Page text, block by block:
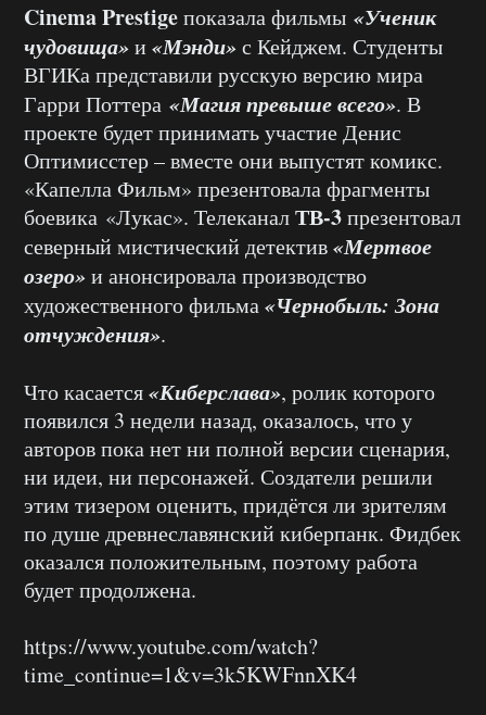
Cinema Prestigeпоказала фильмы «Ученик
чудовища»и «Мэнди»с Кейджем. Студенты
ВГИКа представили русскую версию мира
Гарри Поттера «Магия превыше всего». В
проекте будет принимать участие Денис
Оптимисстер – вместе они выпустят комикс.
«Капелла Фильм» презентовала фрагменты
боевика «Лукас». ТелеканалТВ-3презентовал
северный мистический детектив«Мертвое
озеро»и анонсировала производство
художественного фильма«Чернобыль: Зона
отчуждения».
Что касается«Киберслава», ролик которого
появился 3 недели назад, оказалось, что у
авторов пока нет ни полной версии сценария,
ни идеи, ни персонажей. Создатели решили
этим тизером оценить, придётся ли зрителям
по душе древнеславянский киберпанк. Фидбек
оказался положительным, поэтому работа
будет продолжена.
https://www.youtube.com/watch?
time_continue=1&v=3k5KWFnnXK4